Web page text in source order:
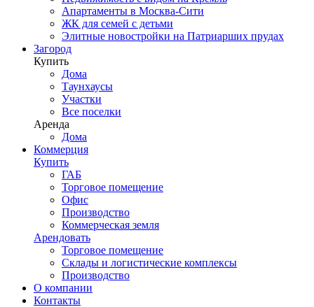
Апартаменты в Москва-Сити
ЖК для семей с детьми
Элитные новостройки на Патриарших прудах
Загород
Купить
Дома
Таунхаусы
Участки
Все поселки
Аренда
Дома
Коммерция
Купить
ГАБ
Торговое помещение
Офис
Производство
Коммерческая земля
Арендовать
Торговое помещение
Склады и логистические комплексы
Производство
О компании
Контакты